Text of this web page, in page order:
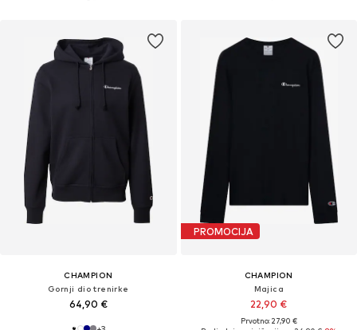
CHAMPION
Gornji dio trenirke
64,90 €
PROMOCIJA
CHAMPION
Majica
22,90 €
Prvotno: 27,90 €